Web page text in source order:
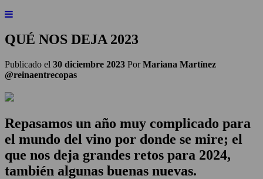
QUÉ NOS DEJA 2023
Publicado el 30 diciembre 2023 PorMariana Martínez
@reinaentrecopas
Repasamos un año muy complicado para
el mundo del vino por donde se mire; el
que nos deja grandes retos para 2024,
también algunas buenas nuevas.